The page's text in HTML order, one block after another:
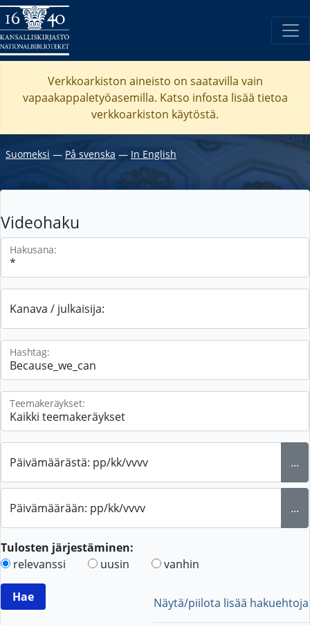
Verkkoarkiston aineisto on saatavilla vain
vapaakappaletyöasemilla. Katso infosta lisää tietoa
verkkoarkiston käytöstä.
Suomeksi ― På svenska ― In English
Videohaku
Hakusana:
Kanava / julkaisija:
Hashtag:
Teemakeräykset:
Päivämäärästä: pp/kk/vvvv ...
Päivämäärään: pp/kk/vvvv ...
Tulosten järjestäminen:
relevanssi
uusin vanhin
Näytä/piilota lisää hakuehtoja